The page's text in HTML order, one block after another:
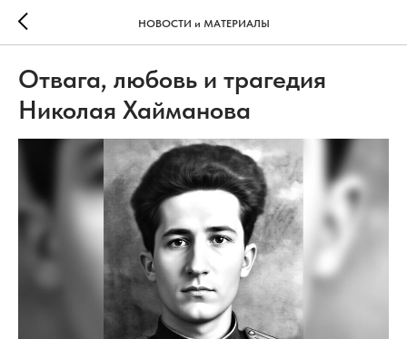
НОВОСТИ и МАТЕРИАЛЫ
Отвага, любовь и трагедия
Николая Хайманова